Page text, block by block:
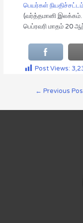
பெயர்கள்
(வர்த்தமானி
பெப்ரவரி மாதம் 20
Post Views:
← Previous